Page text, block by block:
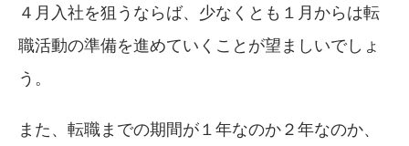
４月入社を狙うならば、少なくとも１月からは転
職活動の準備を進めていくことが望ましいでしょ
う。
また、転職までの期間が１年なのか２年なのか、